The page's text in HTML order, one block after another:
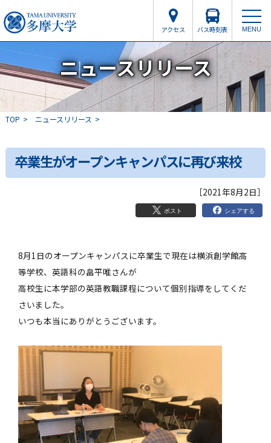
アクセス バス時刻表 MENU
ニュースリリース
TOP ニュースリリース
卒業生がオープンキャンパスに再び来校
［2021年8月2日］
ポスト シェアする
8月1日のオープンキャンパスに卒業生で現在は横浜創学館高
等学校、英語科の畠平唯さんが
高校生に本学部の英語教職課程について個別指導をしてくだ
さいました。
いつも本当にありがとうございます。